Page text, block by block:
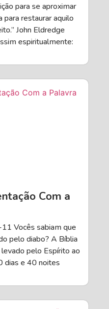
para se aproximar
para restaurar aquilo
John Eldredge
espiritualmente:
Com a
Vocês sabiam que
pelo diabo? A Bíblia
pelo Espírito ao
dias e 40 noites